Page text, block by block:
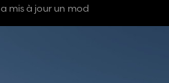
a mis à jour un mod